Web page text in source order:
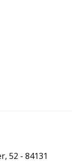
52 - 84131